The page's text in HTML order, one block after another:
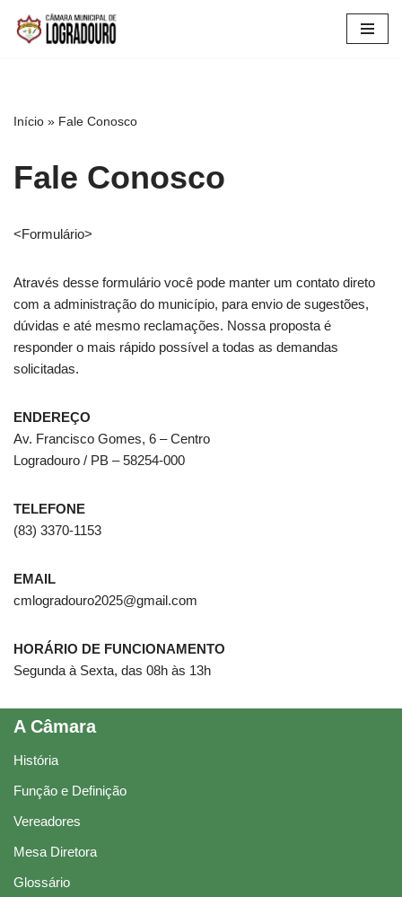
Pular
Início » Fale Conosco
Fale Conosco
<Formulário>
Através desse formulário você pode manter um contato direto
com a administração do município, para envio de sugestões,
dúvidas e até mesmo reclamações. Nossa proposta é
responder o mais rápido possível a todas as demandas
solicitadas.
ENDEREÇO
Av. Francisco Gomes, 6 – Centro
Logradouro / PB – 58254-000
TELEFONE
(83) 3370-1153
EMAIL
cmlogradouro2025@gmail.com
HORÁRIO DE FUNCIONAMENTO
Segunda à Sexta, das 08h às 13h
A Câmara
História
Função e Definição
Vereadores
Mesa Diretora
Glossário